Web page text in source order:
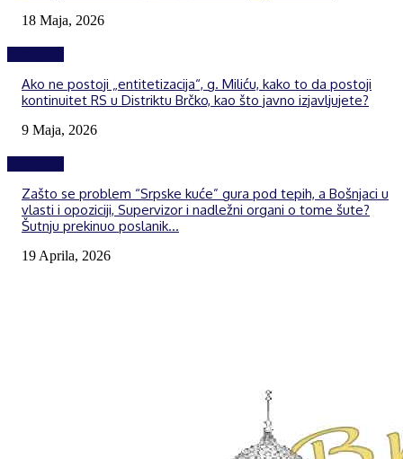
18 Maja, 2026
Ako ne postoji „entitetizacija“, g. Miliću, kako to da postoji
kontinuitet RS u Distriktu Brčko, kao što javno izjavljujete?
9 Maja, 2026
Zašto se problem “Srpske kuće” gura pod tepih, a Bošnjaci u
vlasti i opoziciji, Supervizor i nadležni organi o tome šute?
Šutnju prekinuo poslanik...
19 Aprila, 2026